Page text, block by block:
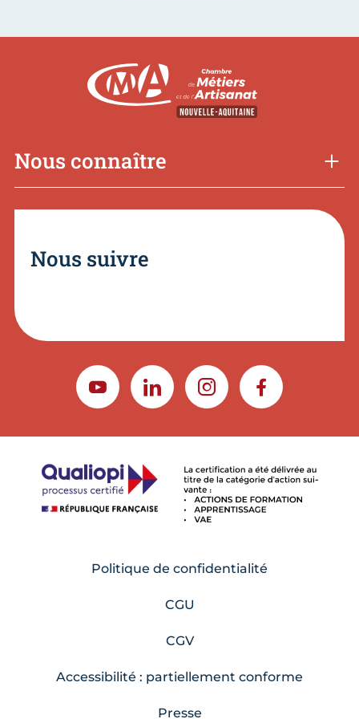
Nous connaître
Nous suivre
YOUTUBELINKEDININSTAGRAMFACEBOOK
Politique de confidentialité
CGU
CGV
Accessibilité : partiellement conforme
Presse